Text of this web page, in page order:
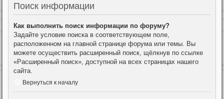
Поиск информации
Как выполнить поиск информации по форуму?
Задайте условие поиска в соответствующем поле,
расположенном на главной странице форума или темы. Вы
можете осуществить расширенный поиск, щёлкнув по ссылке
«Расширенный поиск», доступной на всех страницах нашего
сайта.
Вернуться к началу